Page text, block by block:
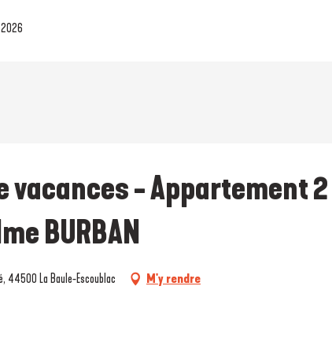
vacances - Appartement
BURBAN
44500 La Baule-Escoublac M'y rendre